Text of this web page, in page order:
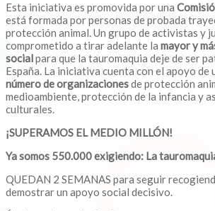
Esta iniciativa es promovida por una
está formada por personas de probada
protección animal. Un grupo de activistas y
comprometido a tirar adelante la mayor y
socialpara que la tauromaquia deje de ser
España. La iniciativa cuenta con el apoyo de
número de organizacionesde protección
medioambiente, protección de la infancia y
culturales.
¡SUPERAMOS EL MEDIO MILLÓN!
Ya somos 550.000 exigiendo: La
QUEDAN 2 SEMANAS para seguir
demostrar un apoyo social decisivo.